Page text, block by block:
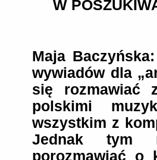
W
Maja
wywiadów dla
się rozmawiać
polskimi
wszystkim z
Jednak tym
porozmawiać o